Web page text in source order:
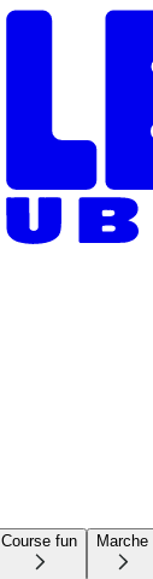
Course fun Marche